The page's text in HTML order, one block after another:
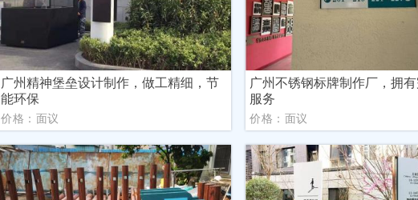
广州精神堡垒设计制作，做工精细，节
能环保
价格：面议
广州不锈钢标牌制作厂，拥
服务
价格：面议